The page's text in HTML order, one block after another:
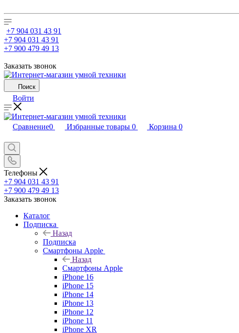
+7 904 031 43 91
+7 904 031 43 91
+7 900 479 49 13
Заказать звонок
Поиск
Войти
Сравнение0 Избранные товары 0 Корзина 0
Телефоны
+7 904 031 43 91
+7 900 479 49 13
Заказать звонок
Каталог
Подписка
Назад
Подписка
Смартфоны Apple
Назад
Смартфоны Apple
iPhone 16
iPhone 15
iPhone 14
iPhone 13
iPhone 12
iPhone 11
iPhone XR